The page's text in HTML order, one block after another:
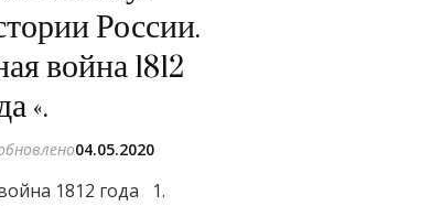
России.
война 1812
«.
04.05.2020
1812 года 1.